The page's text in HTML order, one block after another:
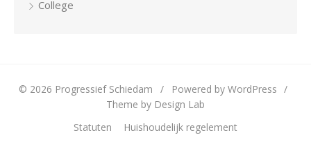
College
© 2026 Progressief Schiedam / Powered by WordPress
/
Theme by Design Lab
Statuten
Huishoudelijk regelement